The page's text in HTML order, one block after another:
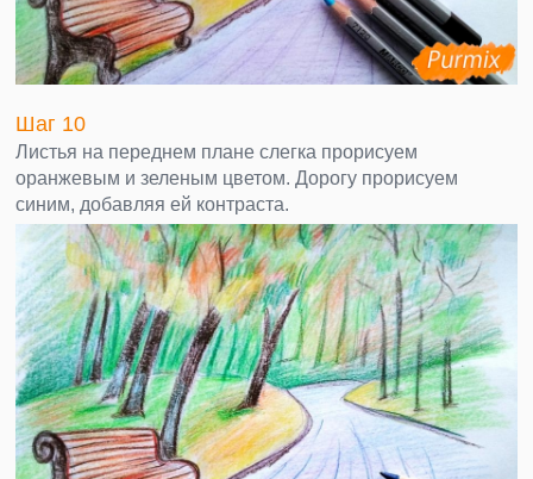
Шаг 10
Листья на переднем плане слегка прорисуем
оранжевым и зеленым цветом. Дорогу прорисуем
синим, добавляя ей контраста.